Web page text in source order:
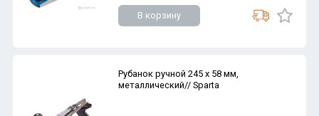
В корзину
Рубанок ручной 245 х 58 мм,
металлический// Sparta